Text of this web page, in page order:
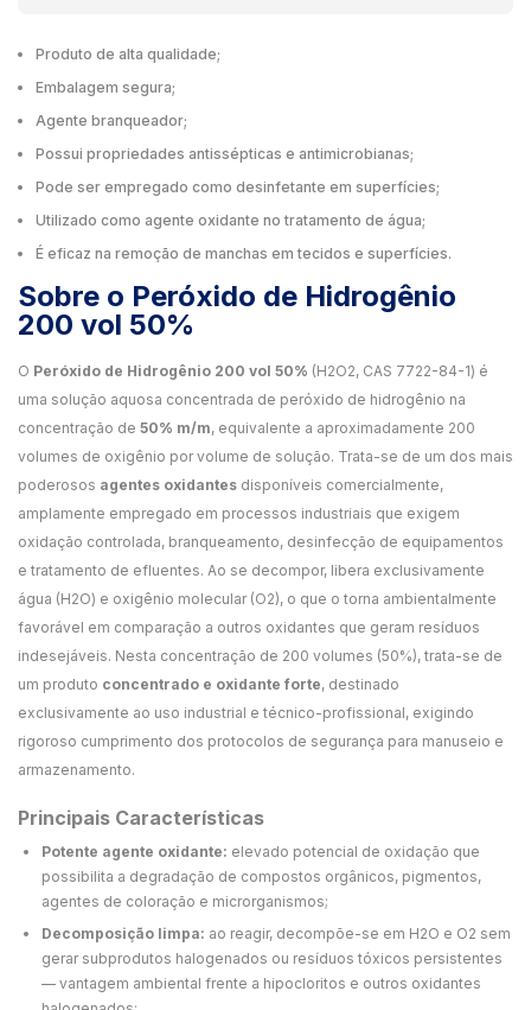
Produto de alta qualidade;
Embalagem segura;
Agente branqueador;
Possui propriedades antissépticas e antimicrobianas;
Pode ser empregado como desinfetante em superfícies;
Utilizado como agente oxidante no tratamento de água;
É eficaz na remoção de manchas em tecidos e superfícies.
Sobre o Peróxido de Hidrogênio
200 vol 50%
O Peróxido de Hidrogênio 200 vol 50% (H2O2, CAS 7722-84-1) é
uma solução aquosa concentrada de peróxido de hidrogênio na
concentração de 50% m/m, equivalente a aproximadamente 200
volumes de oxigênio por volume de solução. Trata-se de um dos mais
poderosos agentes oxidantes disponíveis comercialmente,
amplamente empregado em processos industriais que exigem
oxidação controlada, branqueamento, desinfecção de equipamentos
e tratamento de efluentes. Ao se decompor, libera exclusivamente
água (H2O) e oxigênio molecular (O2), o que o torna ambientalmente
favorável em comparação a outros oxidantes que geram resíduos
indesejáveis. Nesta concentração de 200 volumes (50%), trata-se de
um produto concentrado e oxidante forte, destinado
exclusivamente ao uso industrial e técnico-profissional, exigindo
rigoroso cumprimento dos protocolos de segurança para manuseio e
armazenamento.
Principais Características
Potente agente oxidante: elevado potencial de oxidação que
possibilita a degradação de compostos orgânicos, pigmentos,
agentes de coloração e microrganismos;
Decomposição limpa: ao reagir, decompõe-se em H2O e O2 sem
gerar subprodutos halogenados ou resíduos tóxicos persistentes
— vantagem ambiental frente a hipocloritos e outros oxidantes